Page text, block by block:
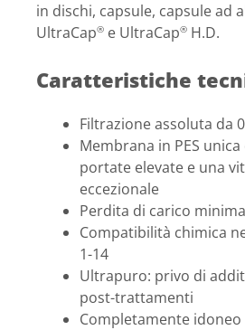
in dischi, capsule, capsule ad
UltraCap® e UltraCap® H.D.
Caratteristiche
Filtrazione assoluta da
Membrana in PES
portate elevate e una
eccezionale
Perdita di carico minima
Compatibilità chimica
1-14
Ultrapuro: privo di
post-trattamenti
Completamente